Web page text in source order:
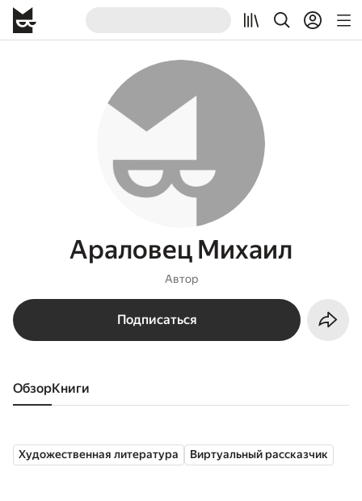
Араловец Михаил
Автор
Подписаться
Обзор книги
Художественная литература Виртуальный рассказчик